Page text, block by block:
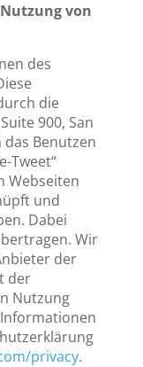
von
des
die
900, San
das Benutzen
Tweet“
Webseiten
und
Dabei
Wir
der
der
Nutzung
privacy.